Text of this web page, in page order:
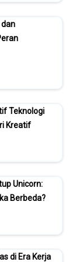
Teknologi
Kreatif
Unicorn:
Berbeda?
di Era Kerja